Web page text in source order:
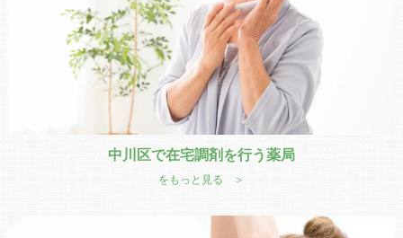
中川区で在宅調剤を行う薬局
をもっと見る ＞